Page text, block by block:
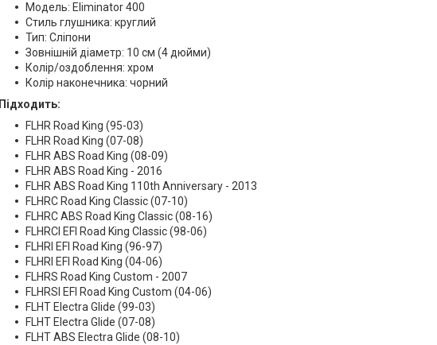
Модель: Eliminator 400
Стиль глушника: круглий
Тип: Сліпони
Зовнішній діаметр: 10 см (4 дюйми)
Колір/оздоблення: хром
Колір наконечника: чорний
Підходить:
FLHR Road King (95-03)
FLHR Road King (07-08)
FLHR ABS Road King (08-09)
FLHR ABS Road King - 2016
FLHR ABS Road King 110th Anniversary - 2013
FLHRC Road King Classic (07-10)
FLHRC ABS Road King Classic (08-16)
FLHRCI EFI Road King Classic (98-06)
FLHRI EFI Road King (96-97)
FLHRI EFI Road King (04-06)
FLHRS Road King Custom - 2007
FLHRSI EFI Road King Custom (04-06)
FLHT Electra Glide (99-03)
FLHT Electra Glide (07-08)
FLHT ABS Electra Glide (08-10)